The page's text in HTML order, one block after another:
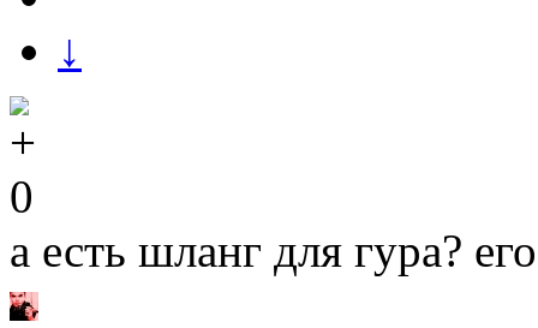
↓
0
а есть шланг для гура?